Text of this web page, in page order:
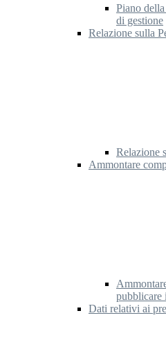
Piano
di gestione
Relazione sulla
Relazione
Ammontare
pubblicare
Dati relativi ai